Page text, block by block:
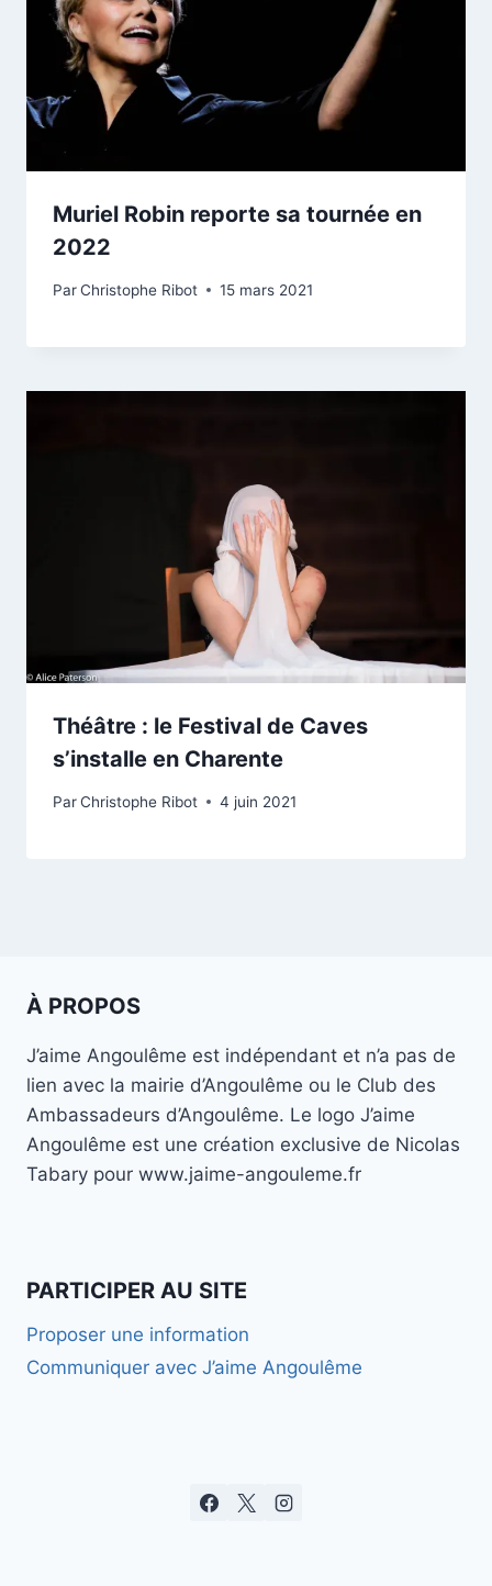
Muriel Robin reporte sa tournée en
2022
ParChristophe Ribot 15 mars 2021
Théâtre : le Festival de Caves
s’installe en Charente
ParChristophe Ribot 4 juin 2021
À PROPOS
J’aime Angoulême est indépendant et n’a pas de
lien avec la mairie d’Angoulême ou le Club des
Ambassadeurs d’Angoulême. Le logo J’aime
Angoulême est une création exclusive de Nicolas
Tabary pour www.jaime-angouleme.fr
PARTICIPER AU SITE
Proposer une information
Communiquer avec J’aime Angoulême